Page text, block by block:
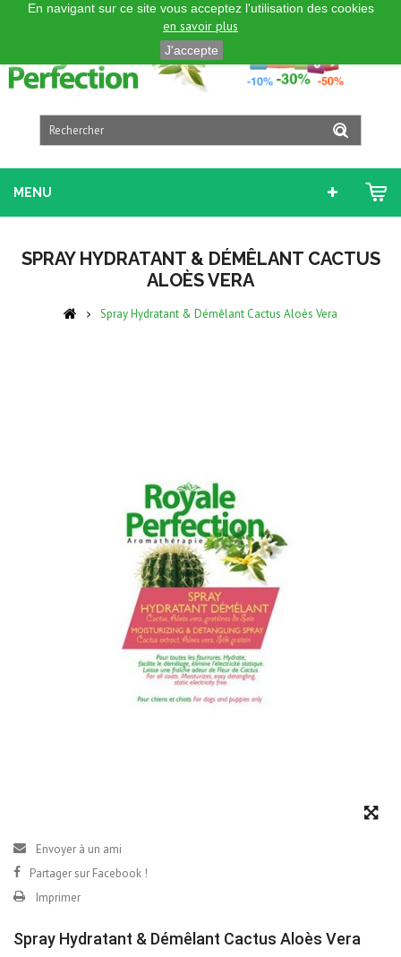
FRANÇAIS
MENU
SPRAY HYDRATANT & DÉMÊLANT CACTUS
ALOÈS VERA
Spray Hydratant & Démêlant Cactus Aloès Vera
Envoyer à un ami
Partager sur Facebook !
Imprimer
Spray Hydratant & Démêlant Cactus Aloès Vera
En navigant sur ce site vous acceptez l'utilisation des cookies
en savoir plus
J'accepte